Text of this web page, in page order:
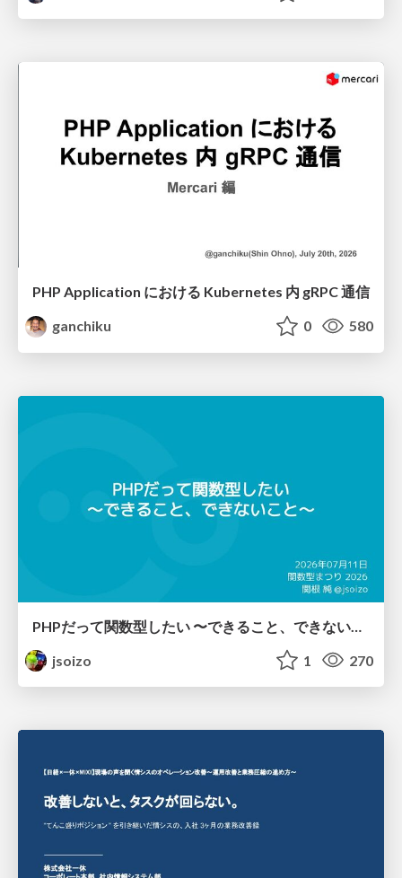
PHP Application における Kubernetes 内 gRPC 通信
ganchiku
0 580
jsoizo
1 270